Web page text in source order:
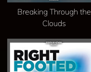
Breaking Through the
Clouds